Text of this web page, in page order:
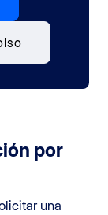
por
una